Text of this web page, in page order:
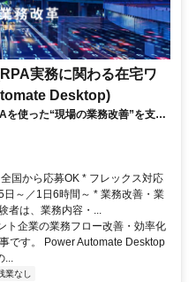
実務に関わる在宅ワ
Desktop)
を使った“現場の業務改善”を支え
国から応募OK * フレックス対応
～／1日6時間～ * 業務改善・業
者は、業務内容・...
ト企業の業務フロー改善・効率化
です。 Power Automate Desktop
...
業なし